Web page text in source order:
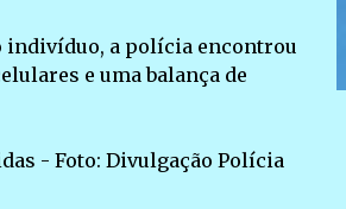
indivíduo, a polícia encontrou
e uma balança de
- Foto: Divulgação Polícia